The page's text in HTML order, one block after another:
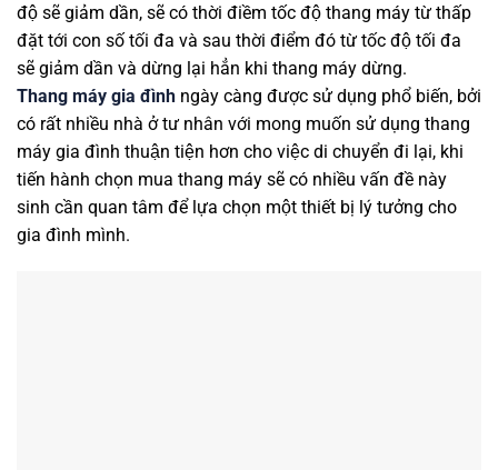
độ sẽ giảm dần, sẽ có thời điềm tốc độ thang máy từ thấp
đặt tới con số tối đa và sau thời điểm đó từ tốc độ tối đa
sẽ giảm dần và dừng lại hẳn khi thang máy dừng.
Thang máy gia đình ngày càng được sử dụng phổ biến, bởi
có rất nhiều nhà ở tư nhân với mong muốn sử dụng thang
máy gia đình thuận tiện hơn cho việc di chuyển đi lại, khi
tiến hành chọn mua thang máy sẽ có nhiều vấn đề này
sinh cần quan tâm để lựa chọn một thiết bị lý tưởng cho
gia đình mình.